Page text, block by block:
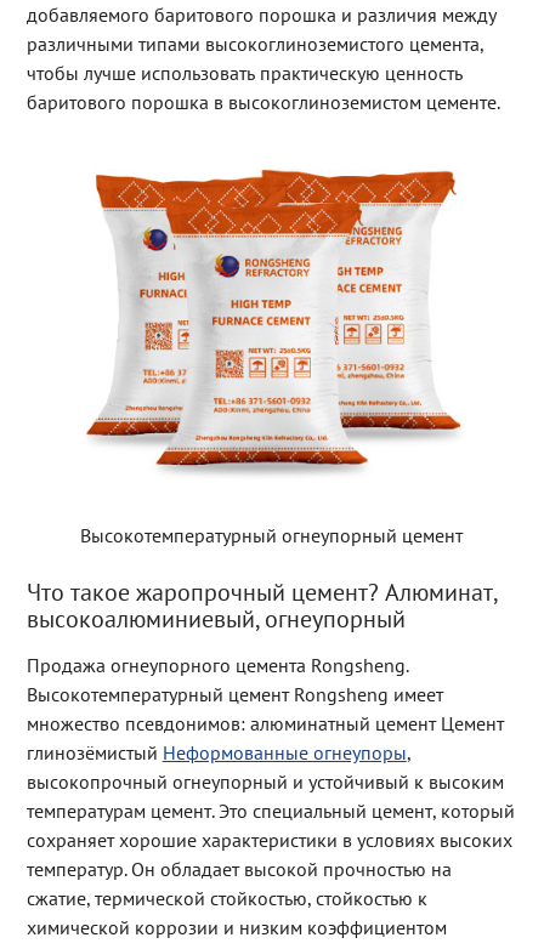
добавляемого баритового порошка и различия между
различными типами высокоглиноземистого цемента,
чтобы лучше использовать практическую ценность
баритового порошка в высокоглиноземистом цементе.
Высокотемпературный огнеупорный цемент
Что такое жаропрочный цемент? Алюминат,
высокоалюминиевый, огнеупорный
Продажа огнеупорного цемента Rongsheng.
Высокотемпературный цемент Rongsheng имеет
множество псевдонимов: алюминатный цемент Цемент
глинозёмистый Неформованные огнеупоры,
высокопрочный огнеупорный и устойчивый к высоким
температурам цемент. Это специальный цемент, который
сохраняет хорошие характеристики в условиях высоких
температур. Он обладает высокой прочностью на
сжатие, термической стойкостью, стойкостью к
химической коррозии и низким коэффициентом